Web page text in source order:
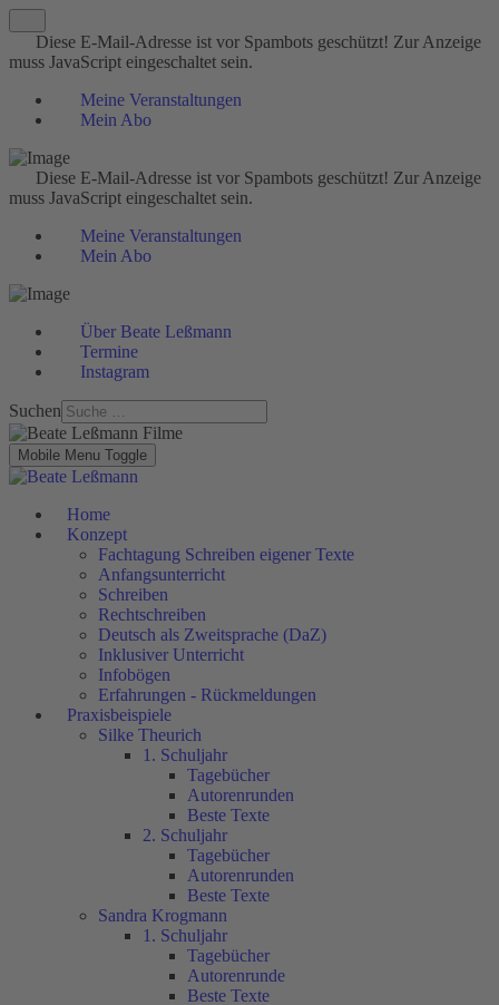
Diese E-Mail-Adresse ist vor Spambots geschützt! Zur Anzeige
muss JavaScript eingeschaltet sein.
Meine Veranstaltungen
Mein Abo
Diese E-Mail-Adresse ist vor Spambots geschützt! Zur Anzeige
muss JavaScript eingeschaltet sein.
Meine Veranstaltungen
Mein Abo
Über Beate Leßmann
Termine
Instagram
Suchen
Mobile Menu Toggle
Home
Konzept
Fachtagung Schreiben eigener Texte
Anfangsunterricht
Schreiben
Rechtschreiben
Deutsch als Zweitsprache (DaZ)
Inklusiver Unterricht
Infobögen
Erfahrungen - Rückmeldungen
Praxisbeispiele
Silke Theurich
1. Schuljahr
Tagebücher
Autorenrunden
Beste Texte
2. Schuljahr
Tagebücher
Autorenrunden
Beste Texte
Sandra Krogmann
1. Schuljahr
Tagebücher
Autorenrunde
Beste Texte